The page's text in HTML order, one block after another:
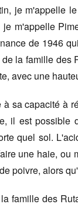
je m'appelle
je m'appelle
de 1946
la famille des
avec une
à sa capacité à
il est possible
quel sol.
une haie, ou
poivre, alors
famille des